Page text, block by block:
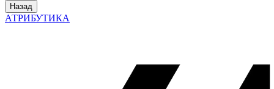
Назад
АТРИБУТИКА